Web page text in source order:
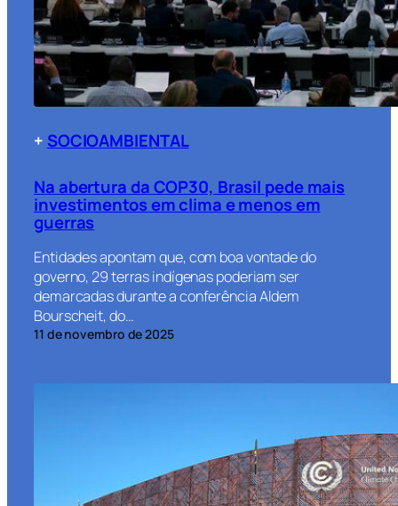
+ SOCIOAMBIENTAL
Na abertura da COP30, Brasil pede mais
investimentos em clima e menos em
guerras
Entidades apontam que, com boa vontade do
governo, 29 terras indígenas poderiam ser
demarcadas durante a conferência Aldem
Bourscheit, do…
11 de novembro de 2025